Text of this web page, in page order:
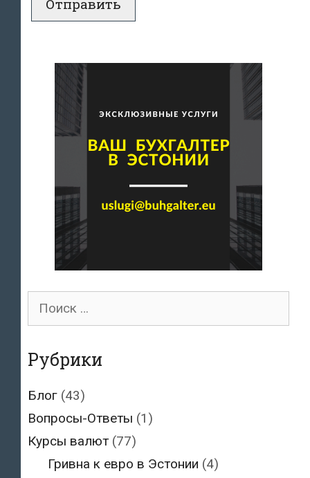
Поиск
Рубрики
Блог (43)
Вопросы-Ответы (1)
Курсы валют (77)
Гривна к евро в Эстонии (4)